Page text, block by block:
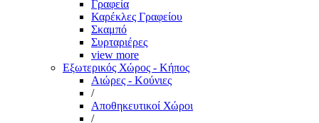
Γραφεία
Καρέκλες Γραφείου
Σκαμπό
Συρταριέρες
view more
Εξωτερικός Χώρος - Κήπος
Αιώρες - Κούνιες
/
Αποθηκευτικοί Χώροι
/